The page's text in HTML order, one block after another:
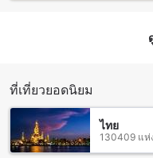
การจองห้องพักที่โรงแรมเ
ราคาที่ดีที่สุด และการจองที่
สิ่งอำนวยความสะดวกรอบ
โรงแรมเลอ พลาโต ตั้งอยู่
ที่เที่ยวยอดนิยม
ไทย
130409 แห่